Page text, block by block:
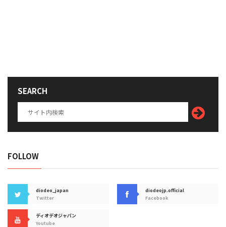
SEARCH
FOLLOW
diodeo_japan
Twitter
diodeojp.official
Facebook
ディオデオジャパン
Youtube